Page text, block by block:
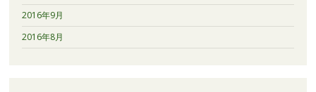
2016年9月
2016年8月